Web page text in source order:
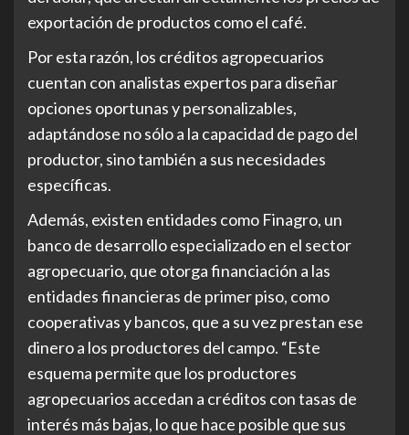
exportación de productos como el café.
Por esta razón, los créditos agropecuarios
cuentan con analistas expertos para diseñar
opciones oportunas y personalizables,
adaptándose no sólo a la capacidad de pago del
productor, sino también a sus necesidades
específicas.
Además, existen entidades como Finagro, un
banco de desarrollo especializado en el sector
agropecuario, que otorga financiación a las
entidades financieras de primer piso, como
cooperativas y bancos, que a su vez prestan ese
dinero a los productores del campo. “Este
esquema permite que los productores
agropecuarios accedan a créditos con tasas de
interés más bajas, lo que hace posible que sus